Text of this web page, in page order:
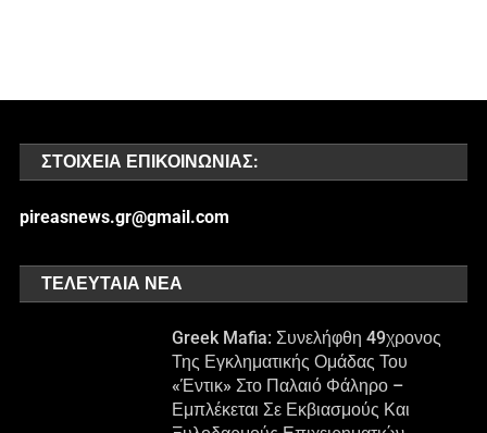
ΣΤΟΙΧΕΊΑ ΕΠΙΚΟΙΝΩΝΊΑΣ:
pireasnews.gr@gmail.com
ΤΕΛΕΥΤΑΊΑ ΝΈΑ
Greek Mafia: Συνελήφθη 49χρονος
Της Εγκληματικής Ομάδας Του
«Έντικ» Στο Παλαιό Φάληρο –
Εμπλέκεται Σε Εκβιασμούς Και